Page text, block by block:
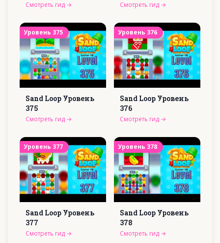
Смотреть гид → Смотреть гид →
Уровень 375
Sand Loop Уровень
375
Смотреть гид →
Уровень 376
Sand Loop Уровень
376
Смотреть гид →
Уровень 377
Sand Loop Уровень
377
Смотреть гид →
Уровень 378
Sand Loop Уровень
378
Смотреть гид →